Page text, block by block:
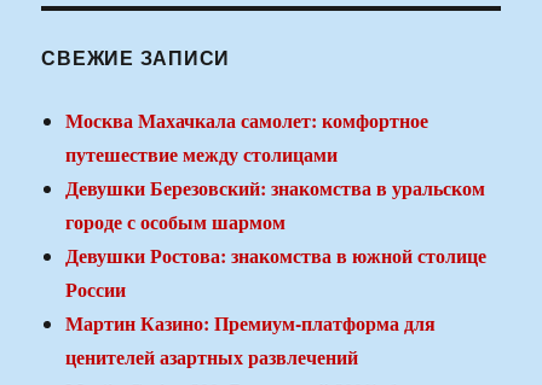
СВЕЖИЕ ЗАПИСИ
Москва Махачкала самолет: комфортное
путешествие между столицами
Девушки Березовский: знакомства в уральском
городе с особым шармом
Девушки Ростова: знакомства в южной столице
России
Мартин Казино: Премиум-платформа для
ценителей азартных развлечений